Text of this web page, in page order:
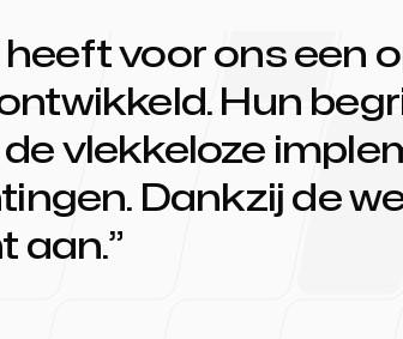
voor ons een
Hun
vlekkeloze
Dankzij de
aan.